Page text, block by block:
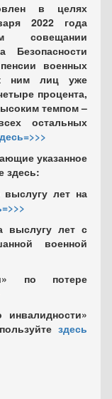
в целях
2022 года
совещании
Безопасности
военных
ним лиц уже
процента,
темпом –
остальных
указанное
здесь:
выслугу лет на
выслугу лет с
военной
по потере
здесь